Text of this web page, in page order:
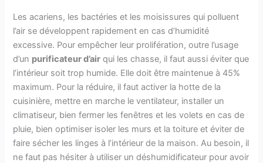
Les acariens, les bactéries et les moisissures qui polluent
l’air se développent rapidement en cas d’humidité
excessive. Pour empêcher leur prolifération, outre l’usage
d’un purificateur d’air qui les chasse, il faut aussi éviter que
l’intérieur soit trop humide. Elle doit être maintenue à 45%
maximum. Pour la réduire, il faut activer la hotte de la
cuisinière, mettre en marche le ventilateur, installer un
climatiseur, bien fermer les fenêtres et les volets en cas de
pluie, bien optimiser isoler les murs et la toiture et éviter de
faire sécher les linges à l’intérieur de la maison. Au besoin, il
ne faut pas hésiter à utiliser un déshumidificateur pour avoir